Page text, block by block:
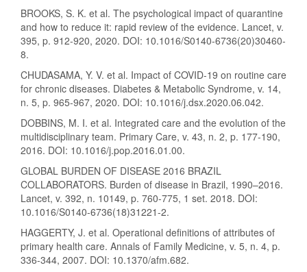
BROOKS, S. K. et al. The psychological impact of quarantine
and how to reduce it: rapid review of the evidence. Lancet, v.
395, p. 912-920, 2020. DOI: 10.1016/S0140-6736(20)30460-
8.
CHUDASAMA, Y. V. et al. Impact of COVID-19 on routine care
for chronic diseases. Diabetes & Metabolic Syndrome, v. 14,
n. 5, p. 965-967, 2020. DOI: 10.1016/j.dsx.2020.06.042.
DOBBINS, M. I. et al. Integrated care and the evolution of the
multidisciplinary team. Primary Care, v. 43, n. 2, p. 177-190,
2016. DOI: 10.1016/j.pop.2016.01.00.
GLOBAL BURDEN OF DISEASE 2016 BRAZIL
COLLABORATORS. Burden of disease in Brazil, 1990–2016.
Lancet, v. 392, n. 10149, p. 760-775, 1 set. 2018. DOI:
10.1016/S0140-6736(18)31221-2.
HAGGERTY, J. et al. Operational definitions of attributes of
primary health care. Annals of Family Medicine, v. 5, n. 4, p.
336-344, 2007. DOI: 10.1370/afm.682.